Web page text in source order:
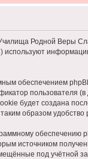
Родной Веры
используют
обеспечением
пользователя
будет создана
образом удобство
обеспечению
источником
под учётной